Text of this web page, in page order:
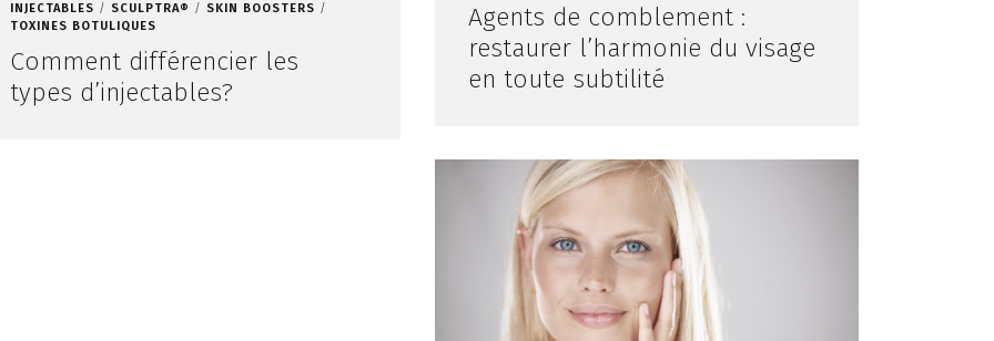
INJECTABLES
SCULPTRA®
SKIN BOOSTERS
TOXINES BOTULIQUES
Comment différencier les
types d’injectables?
Agents de comblement :
restaurer l’harmonie du visage
en toute subtilité